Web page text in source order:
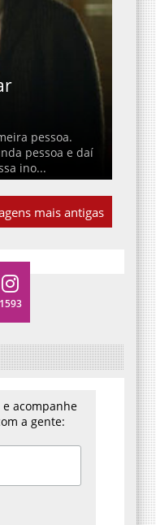
pessoa.
pessoa e daí
ino...
mais antigas
1593
acompanhe
a gente: